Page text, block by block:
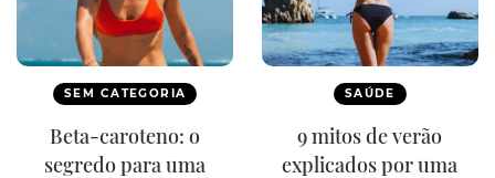
SEM CATEGORIA
Beta-caroteno: o
segredo para uma
SAÚDE
9 mitos de verão
explicados por uma